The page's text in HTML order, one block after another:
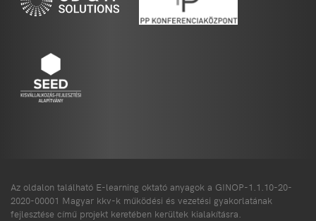
Az oldalon található E-learning oktató anyagok a GINOP-1.1.10-20-
2020-00001 Magyar kkv-k működési és vezetési gyakorlatának
fejlesztése című projekt keretében kerültek kialakításra.